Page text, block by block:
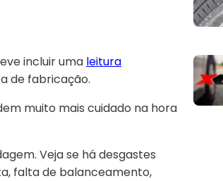
incluir uma leitura
de fabricação.
muito mais cuidado na hora
Veja se há desgastes
falta de balanceamento,